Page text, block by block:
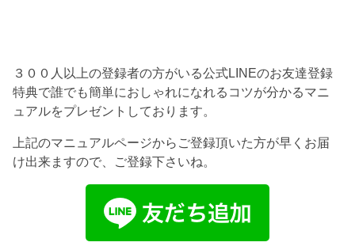
３００人以上の登録者の方がいる公式LINEのお友達登録
特典で誰でも簡単におしゃれになれるコツが分かるマニ
ュアルをプレゼントしております。
上記のマニュアルページからご登録頂いた方が早くお届
け出来ますので、ご登録下さいね。